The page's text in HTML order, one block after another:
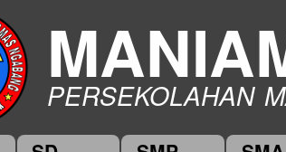
PERSEKOLAHAN